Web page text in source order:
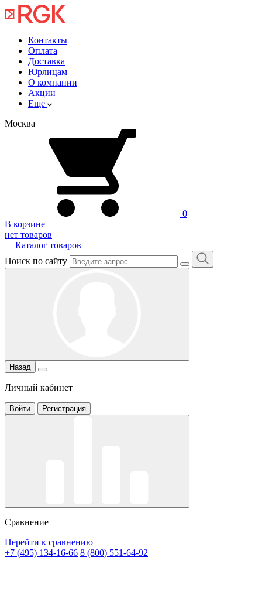
Контакты
Оплата
Доставка
Юрлицам
О компании
Акции
Еще
Москва
0
В корзине
нет товаров
Каталог товаров
Поиск по сайту
Назад
Личный кабинет
Войти Регистрация
Сравнение
Перейти к сравнению
+7 (495) 134-16-66 8 (800) 551-64-92